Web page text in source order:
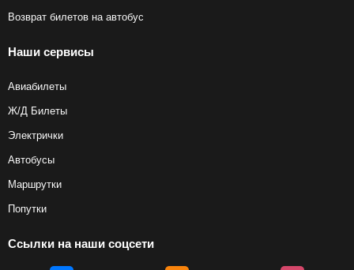
Возврат билетов на автобус
Наши сервисы
Авиабилеты
Ж/Д Билеты
Электрички
Автобусы
Маршрутки
Попутки
Ссылки на наши соцсети